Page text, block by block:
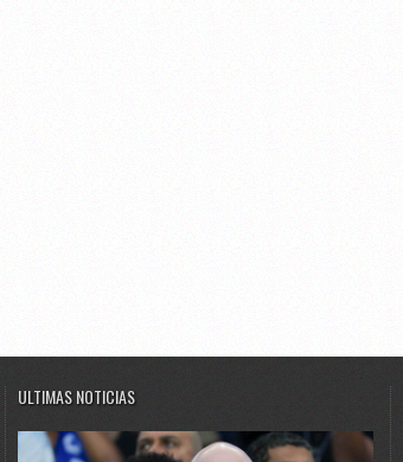
ULTIMAS NOTICIAS